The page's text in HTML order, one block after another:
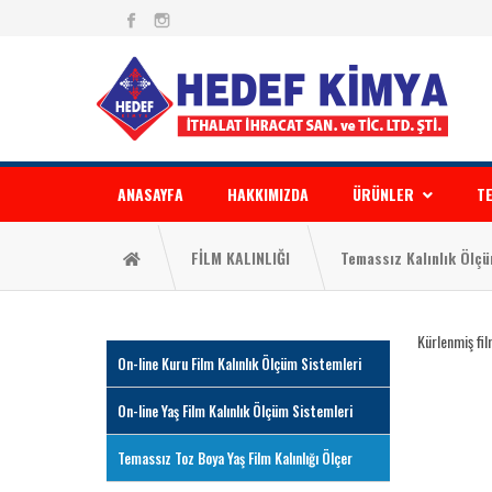
ANASAYFA HAKKIMIZDA ÜRÜNLER
FİLM KALINLIĞI Temassız Kalınlık
On-line Kuru Film Kalınlık Ölçüm Sistemleri
On-line Yaş Film Kalınlık Ölçüm Sistemleri
Temassız Toz Boya Yaş Film Kalınlığı Ölçer
Kürlenmiş